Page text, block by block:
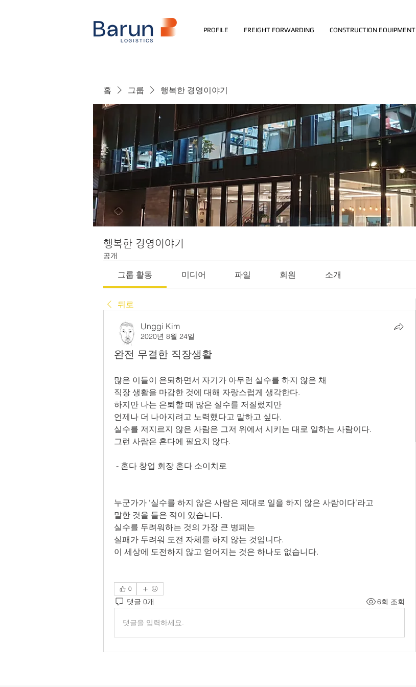
PROFILE FREIGHT FORWARDING CONSTRUCTION EQUIPMENT
홈 그룹 행복한 경영이야기
행복한 경영이야기
공개
그룹 활동 미디어 파일 회원 소개
뒤로
Unggi Kim
2020년 8월 24일
완전 무결한 직장생활
많은 이들이 은퇴하면서 자기가 아무런 실수를 하지 않은 채
직장 생활을 마감한 것에 대해 자랑스럽게 생각한다.
하지만 나는 은퇴할 때 많은 실수를 저질렀지만
언제나 더 나아지려고 노력했다고 말하고 싶다.
실수를 저지르지 않은 사람은 그저 위에서 시키는 대로 일하는 사람이다.
그런 사람은 혼다에 필요치 않다.
- 혼다 창업 회장 혼다 소이치로
누군가가 ‘실수를 하지 않은 사람은 제대로 일을 하지 않은 사람이다’라고
말한 것을 들은 적이 있습니다.
실수를 두려워하는 것의 가장 큰 병폐는
실패가 두려워 도전 자체를 하지 않는 것입니다.
이 세상에 도전하지 않고 얻어지는 것은 하나도 없습니다.
0
댓글 0개 6회 조회
댓글을 입력하세요.